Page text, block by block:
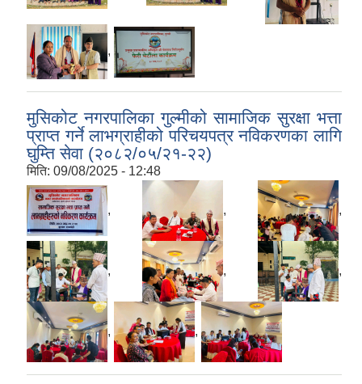
,
मुसिकोट नगरपालिका गुल्मीको सामाजिक सुरक्षा भत्ता
प्राप्त गर्ने लाभग्राहीको परिचयपत्र नविकरणका लागि
घुम्ति सेवा (२०८२/०५/२१-२२)
मिति: 09/08/2025 - 12:48
, , ,
, , ,
, ,